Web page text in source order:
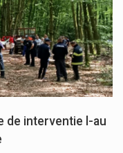
de interventie l-au